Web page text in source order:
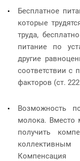
Бесплатное
которые
труда,
питание по
другие
соответствии с
факторов (ст.
Возможность
молока. Вместо
получить